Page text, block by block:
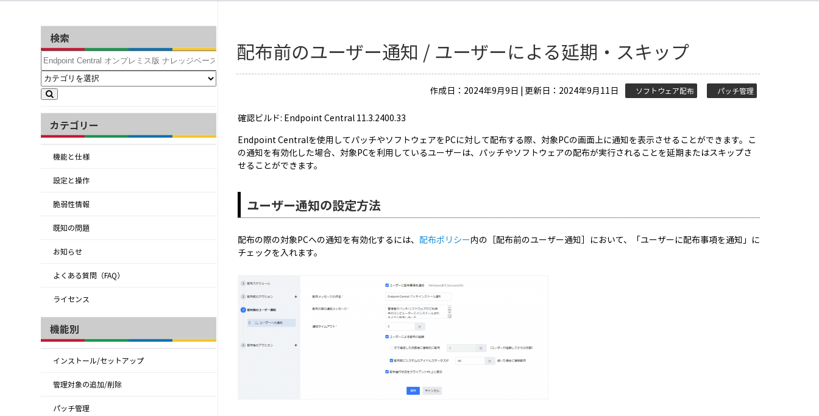
検索
カテゴリー
機能と仕様
設定と操作
脆弱性情報
既知の問題
お知らせ
よくある質問（FAQ）
ライセンス
機能別
インストール/セットアップ
管理対象の追加/削除
パッチ管理
配布前のユーザー通知 / ユーザーによる延期・スキップ
作成日：2024年9月9日 | 更新日：2024年9月11日 ソフトウェア配布 パッチ管理
確認ビルド: Endpoint Central 11.3.2400.33
Endpoint Centralを使用してパッチやソフトウェアをPCに対して配布する際、対象PCの画面上に通知を表示させることができます。こ
の通知を有効化した場合、対象PCを利用しているユーザーは、パッチやソフトウェアの配布が実行されることを延期またはスキップさ
せることができます。
ユーザー通知の設定方法
配布の際の対象PCへの通知を有効化するには、配布ポリシー内の［配布前のユーザー通知］において、「ユーザーに配布事項を通知」に
チェックを入れます。